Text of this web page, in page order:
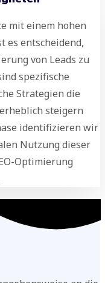
mit einem hohen
es entscheidend,
von Leads zu
spezifische
Strategien die
steigern
identifizieren wir
Nutzung dieser
Optimierung